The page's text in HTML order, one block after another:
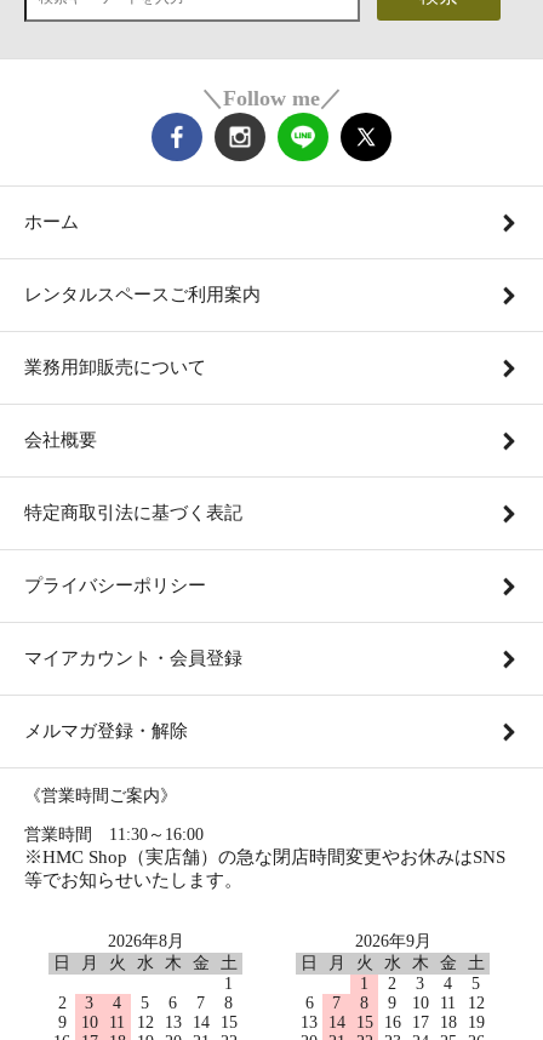
＼Follow me／
ホーム
レンタルスペースご利用案内
業務用卸販売について
会社概要
特定商取引法に基づく表記
プライバシーポリシー
マイアカウント・会員登録
メルマガ登録・解除
《営業時間ご案内》
営業時間 11:30～16:00
※HMC Shop（実店舗）の急な閉店時間変更やお休みはSNS
等でお知らせいたします。
2026年8月
日
月 火 水 木 金
土
1
2
3 4 5 6 7
8
9
10 11 12 13 14
15
2026年9月
日
月 火 水 木 金
土
1
2 3 4
5
6
7 8 9 10 11
12
13
14 15 16 17 18
19